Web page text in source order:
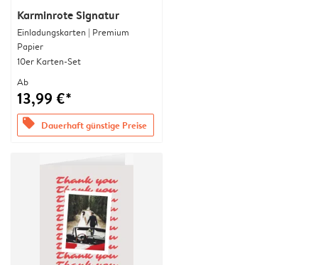
Karminrote Signatur
Einladungskarten | Premium
Papier
10er Karten-Set
Ab
13,99 €*
offers Dauerhaft günstige Preise